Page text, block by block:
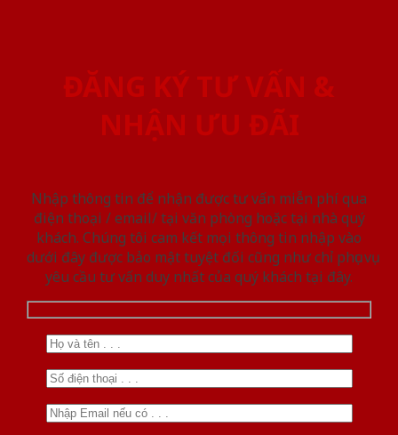
ĐĂNG KÝ TƯ VẤN &
NHẬN ƯU ĐÃI
Nhập thông tin để nhận được tư vấn miễn phí qua
điện thoại / email/ tại văn phòng hoặc tại nhà quý
khách. Chúng tôi cam kết mọi thông tin nhập vào
dưới đây được bảo mật tuyệt đối cũng như chỉ phục vụ
yêu cầu tư vấn duy nhất của quý khách tại đây.